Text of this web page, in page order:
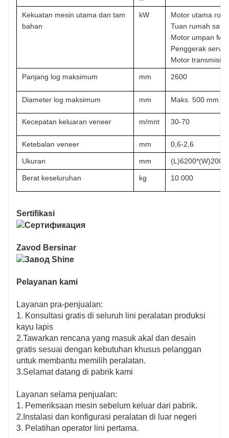
Kekuatan mesin utama dan tam
bahan
kW
Motor utama rol
Tuan rumah satu
Motor umpan
Penggerak servo
Motor transmisi
Panjang log maksimum mm 2600
Diameter log maksimum mm Maks. 500 mm -
Kecepatan keluaran veneer m/mnt 30-70
Ketebalan veneer mm 0,6-2,6
Ukuran mm
Berat keseluruhan kg 10.000
Sertifikasi
Zavod Bersinar
Pelayanan kami
Layanan pra-penjualan:
1. Konsultasi gratis di seluruh lini peralatan produksi
kayu lapis
2.Tawarkan rencana yang masuk akal dan desain
gratis sesuai dengan kebutuhan khusus pelanggan
untuk membantu memilih peralatan.
3.Selamat datang di pabrik kami
Layanan selama penjualan:
1. Pemeriksaan mesin sebelum keluar dari pabrik.
2.Instalasi dan konfigurasi peralatan di luar negeri
3. Pelatihan operator lini pertama.